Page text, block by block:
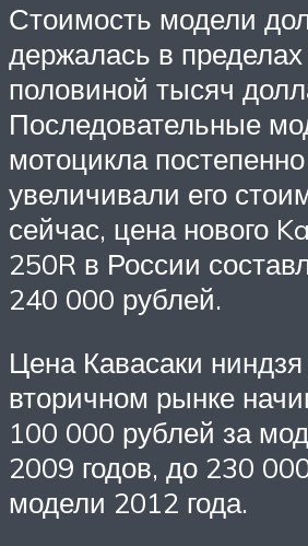
Стоимость модели
держалась в пределах
половиной тысяч
Последовательные
мотоцикла постепенно
увеличивали его
сейчас, цена нового
250R в России
240 000 рублей.
Цена Кавасаки
вторичном рынке
100 000 рублей за
2009 годов, до 230
модели 2012 года.